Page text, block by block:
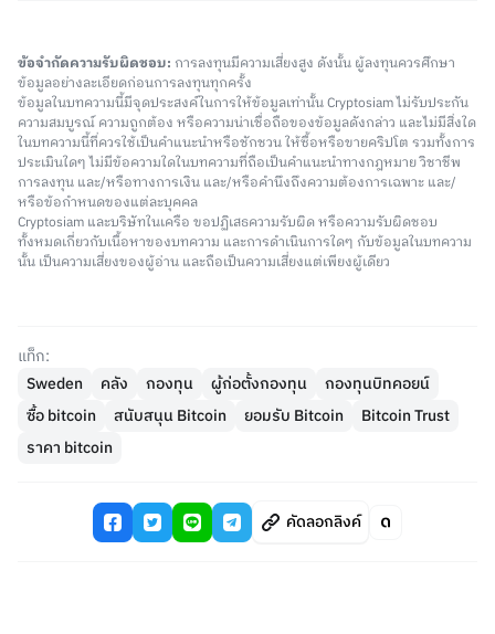
ข้อจำกัดความรับผิดชอบ: การลงทุนมีความเสี่ยงสูง ดังนั้น ผู้ลงทุนควรศึกษา
ข้อมูลอย่างละเอียดก่อนการลงทุนทุกครั้ง
ข้อมูลในบทความนี้มีจุดประสงค์ในการให้ข้อมูลเท่านั้น Cryptosiam ไม่รับประกัน
ความสมบูรณ์ ความถูกต้อง หรือความน่าเชื่อถือของข้อมูลดังกล่าว และไม่มีสิ่งใด
ในบทความนี้ที่ควรใช้เป็นคำแนะนำหรือชักชวน ให้ซื้อหรือขายคริปโต รวมทั้งการ
ประเมินใดๆ ไม่มีข้อความใดในบทความที่ถือเป็นคำแนะนำทางกฎหมาย วิชาชีพ
การลงทุน และ/หรือทางการเงิน และ/หรือคำนึงถึงความต้องการเฉพาะ และ/
หรือข้อกำหนดของแต่ละบุคคล
Cryptosiam และบริษัทในเครือ ขอปฏิเสธความรับผิด หรือความรับผิดชอบ
ทั้งหมดเกี่ยวกับเนื้อหาของบทความ และการดำเนินการใดๆ กับข้อมูลในบทความ
นั้น เป็นความเสี่ยงของผู้อ่าน และถือเป็นความเสี่ยงแต่เพียงผู้เดียว
แท็ก:
Sweden
คลัง กองทุน ผู้ก่อตั้งกองทุน
กองทุนบิทคอยน์
ซื้อ bitcoin
สนับสนุน Bitcoin ยอมรับ Bitcoin
Bitcoin Trust
ราคา bitcoin
คัดลอกลิงค์